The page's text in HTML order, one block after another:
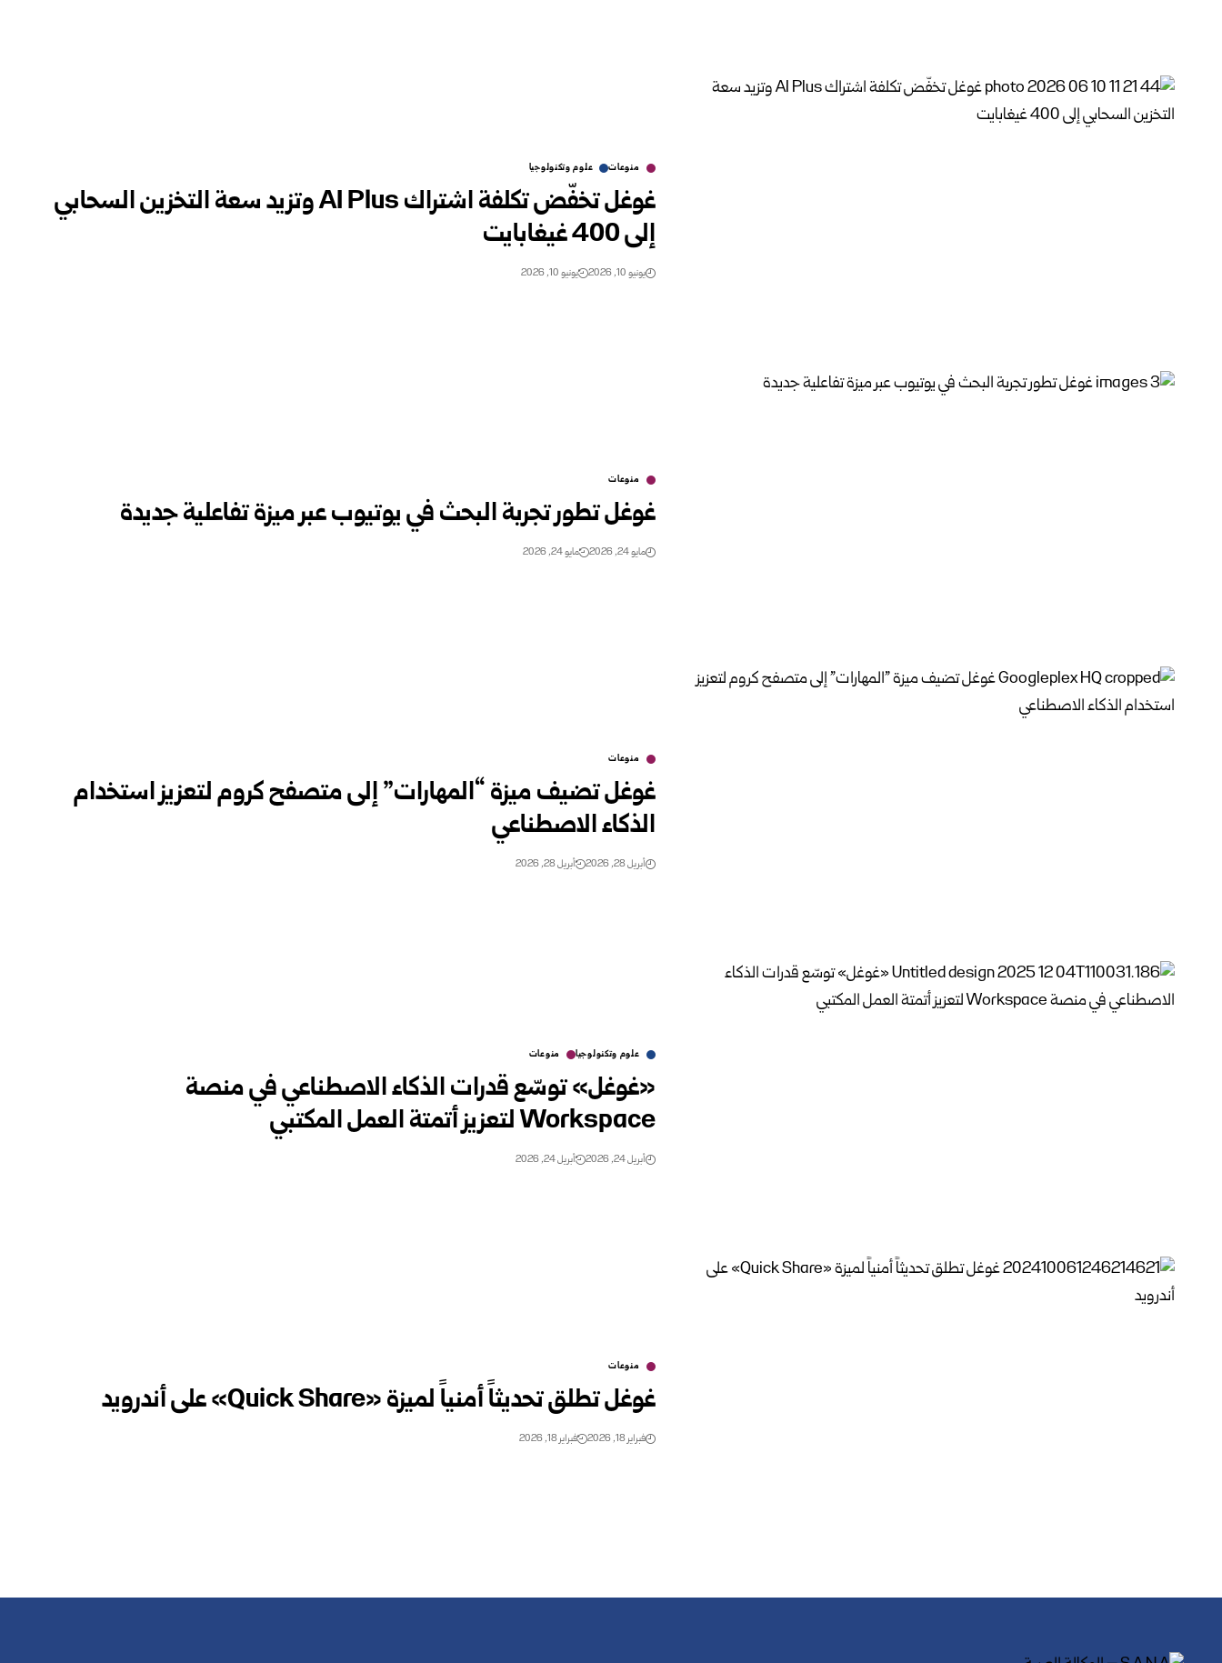
منوعات علوم وتكنولوجيا
غوغل تخفّض تكلفة اشتراك AI Plus وتزيد سعة التخزين السحابي
إلى 400 غيغابايت
يونيو 10, 2026 يونيو 10, 2026
منوعات
غوغل تطور تجربة البحث في يوتيوب عبر ميزة تفاعلية جديدة
مايو 24, 2026 مايو 24, 2026
منوعات
غوغل تضيف ميزة “المهارات” إلى متصفح كروم لتعزيز استخدام
الذكاء الاصطناعي
أبريل 28, 2026 أبريل 28, 2026
علوم وتكنولوجيا منوعات
«غوغل» توسّع قدرات الذكاء الاصطناعي في منصة
Workspace لتعزيز أتمتة العمل المكتبي
أبريل 24, 2026 أبريل 24, 2026
منوعات
غوغل تطلق تحديثاً أمنياً لميزة «Quick Share» على أندرويد
فبراير 18, 2026 فبراير 18, 2026